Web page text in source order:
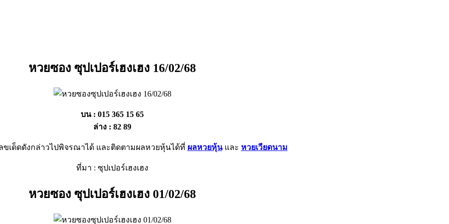
หวยซอง ซุปเปอร์เฮงเฮง 16/02/68
บน : 015 365 15 65
ล่าง : 82 89
ขเด็ดดังกล่าวไปพิจรณาได้ และติดตามผลหวยหุ้นได้ที่ ผลหวยหุ้นและ หวยเวียดนาม
ที่มา : ซุปเปอร์เฮงเฮง
หวยซอง ซุปเปอร์เฮงเฮง 01/02/68